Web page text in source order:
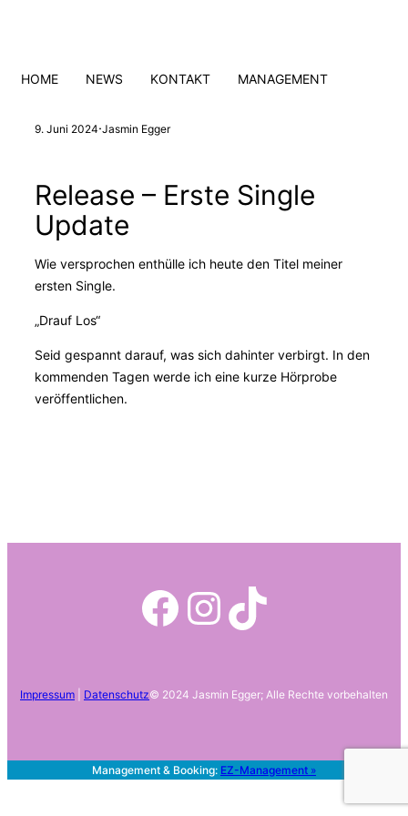
HOME
NEWS KONTAKT MANAGEMENT
9. Juni 2024·Jasmin Egger
Release – Erste Single
Update
Wie versprochen enthülle ich heute den Titel meiner
ersten Single.
„Drauf Los“
Seid gespannt darauf, was sich dahinter verbirgt. In den
kommenden Tagen werde ich eine kurze Hörprobe
veröffentlichen.
Facebook InstagramTikTok
Impressum Datenschutz© 2024 Jasmin Egger; Alle Rechte vorbehalten
Management & Booking: EZ-Management »